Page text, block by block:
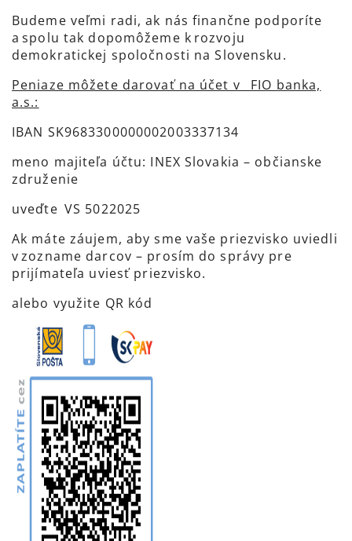
Budeme veľmi radi, ak nás finančne podporíte
a spolu tak dopomôžeme k rozvoju
demokratickej spoločnosti na Slovensku.
Peniaze môžete darovať na účet v FIO banka,
a.s.:
IBAN SK9683300000002003337134
meno majiteľa účtu: INEX Slovakia – občianske
združenie
uveďte VS 5022025
Ak máte záujem, aby sme vaše priezvisko uviedli
v zozname darcov – prosím do správy pre
prijímateľa uviesť priezvisko.
alebo využite QR kód